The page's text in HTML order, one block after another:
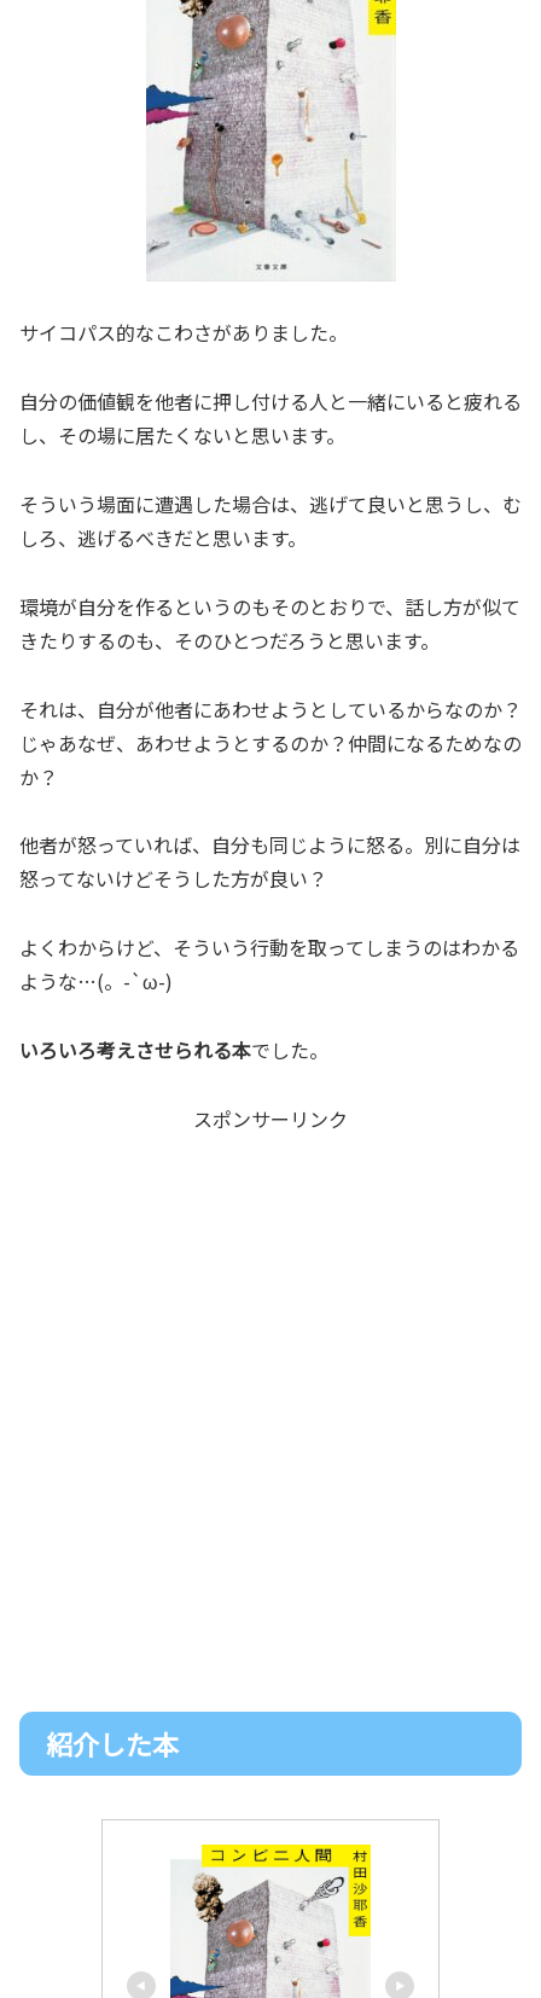
サイコパス的なこわさがありました。
自分の価値観を他者に押し付ける人と一緒にいると疲れる
し、その場に居たくないと思います。
そういう場面に遭遇した場合は、逃げて良いと思うし、む
しろ、逃げるべきだと思います。
環境が自分を作るというのもそのとおりで、話し方が似て
きたりするのも、そのひとつだろうと思います。
それは、自分が他者にあわせようとしているからなのか？
じゃあなぜ、あわせようとするのか？仲間になるためなの
か？
他者が怒っていれば、自分も同じように怒る。別に自分は
怒ってないけどそうした方が良い？
よくわからけど、そういう行動を取ってしまうのはわかる
ような…(。-`ω-)
いろいろ考えさせられる本でした。
スポンサーリンク
紹介した本